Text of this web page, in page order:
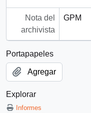
Nota del
archivista
GPM
Portapapeles
Agregar
Explorar
Informes